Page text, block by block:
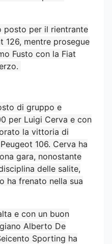
posto per il rientrante
126, mentre prosegue
Fusto con la Fiat
di gruppo e
per Luigi Cerva e con
la vittoria di
106. Cerva ha
gara, nonostante
delle salite,
ha frenato nella sua
e con un buon
Alberto De
Sporting ha